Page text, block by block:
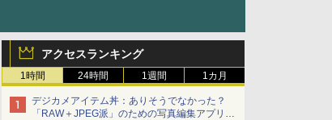
アクセスランキング
1時間 24時間 1週間 1カ月
デジカメアイテム丼：ありそうでなかった？
「RAW＋JPEG派」のための写真編集アプリ